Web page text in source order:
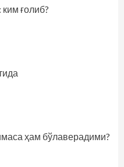
ғолиб?
ҳам бўлаверадими?